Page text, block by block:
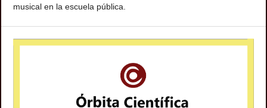
musical en la escuela pública.